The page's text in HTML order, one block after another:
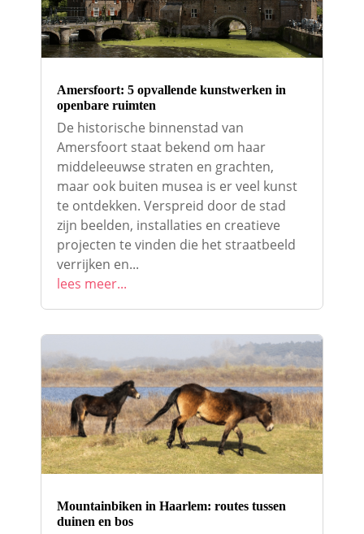
Amersfoort: 5 opvallende kunstwerken in
openbare ruimten
De historische binnenstad van
Amersfoort staat bekend om haar
middeleeuwse straten en grachten,
maar ook buiten musea is er veel kunst
te ontdekken. Verspreid door de stad
zijn beelden, installaties en creatieve
projecten te vinden die het straatbeeld
verrijken en...
lees meer...
Mountainbiken in Haarlem: routes tussen
duinen en bos